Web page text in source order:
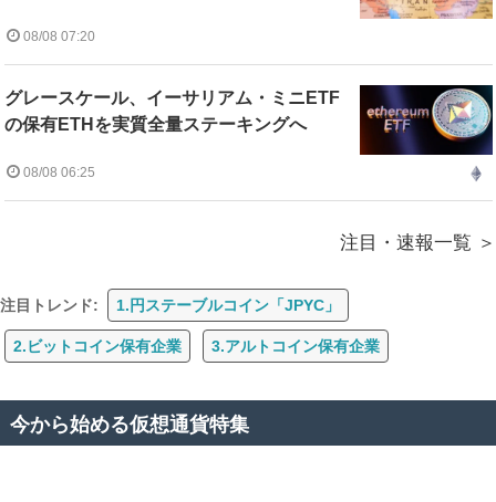
08/08 07:20
グレースケール、イーサリアム・ミニETF
の保有ETHを実質全量ステーキングへ
08/08 06:25
注目・速報一覧
注目トレンド: 1.円ステーブルコイン「JPYC」
2.ビットコイン保有企業 3.アルトコイン保有企業
今から始める仮想通貨特集